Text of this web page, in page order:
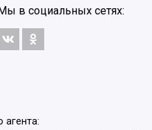
в социальных сетях: